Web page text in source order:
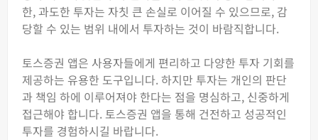
한, 과도한 투자는 자칫 큰 손실로 이어질 수 있으므로, 감
당할 수 있는 범위 내에서 투자하는 것이 바람직합니다.
토스증권 앱은 사용자들에게 편리하고 다양한 투자 기회를
제공하는 유용한 도구입니다. 하지만 투자는 개인의 판단
과 책임 하에 이루어져야 한다는 점을 명심하고, 신중하게
접근해야 합니다. 토스증권 앱을 통해 건전하고 성공적인
투자를 경험하시길 바랍니다.